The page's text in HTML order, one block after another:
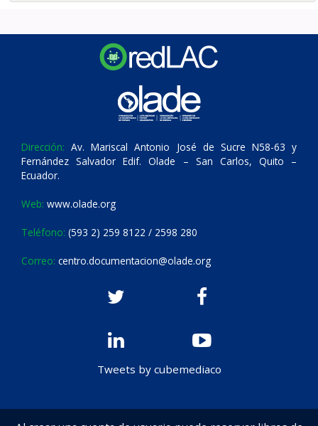
Dirección: Av. Mariscal Antonio José de Sucre N58-63 y
Fernández Salvador Edif. Olade – San Carlos, Quito –
Ecuador.
Web: www.olade.org
Teléfono: (593 2) 259 8122 / 2598 280
Correo: centro.documentacion@olade.org
Tweets by cubemediaco